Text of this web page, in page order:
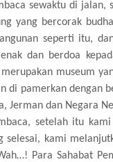
sewaktu di jalan,
yang bercorak
seperti itu,
dan berdoa
museum
di pamerkan dengan
Jerman dan Negara
setelah itu
selesai, kami
Para Sahabat